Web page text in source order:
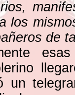
los
de
un